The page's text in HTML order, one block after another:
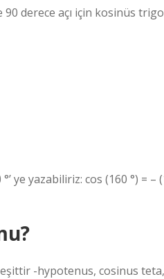
90 derece açı için kosinüs
ye yazabiliriz: cos (160 °) = –
-hypotenus, cosinus